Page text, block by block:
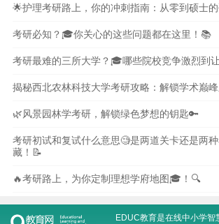
🌟护理考研路上，你的冲刺指南：从零到硕士
考研必知？🎓你关心的这些问题都在这里！📚
考研最难的三所大学？🎓哪些院校竞争激烈到
揭秘西北农林科技大学考研攻略：解锁学术巅
🌿风景园林学考研，解锁绿色梦想的钥匙🔑
考研初试和复试什么意思🧐是两道关卡还是两
藏！📝
🔥考研路上，为你定制理想学府地图🎓！🔍
EDUC教育是在线中小学智